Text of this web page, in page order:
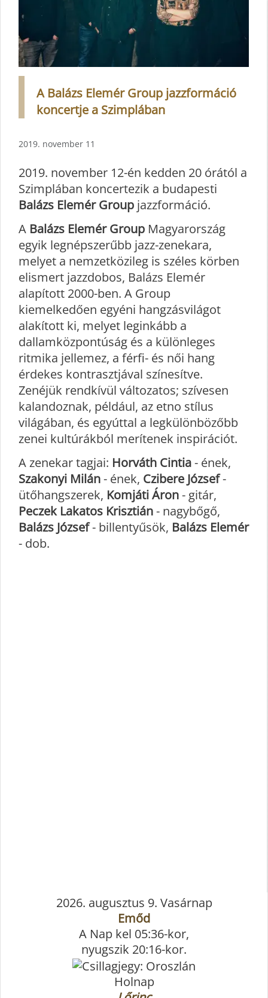
A Balázs Elemér Group jazzformáció
koncertje a Szimplában
2019. november 11
2019. november 12-én kedden 20 órától a
Szimplában koncertezik a budapesti
Balázs Elemér Group jazzformáció.
A Balázs Elemér Group Magyarország
egyik legnépszerűbb jazz-zenekara,
melyet a nemzetközileg is széles körben
elismert jazzdobos, Balázs Elemér
alapított 2000-ben. A Group
kiemelkedően egyéni hangzásvilágot
alakított ki, melyet leginkább a
dallamközpontúság és a különleges
ritmika jellemez, a férfi- és női hang
érdekes kontrasztjával színesítve.
Zenéjük rendkívül változatos; szívesen
kalandoznak, például, az etno stílus
világában, és egyúttal a legkülönbözőbb
zenei kultúrákból merítenek inspirációt.
A zenekar tagjai: Horváth Cintia- ének,
Szakonyi Milán- ének, Czibere József-
ütőhangszerek, Komjáti Áron- gitár,
Peczek Lakatos Krisztián- nagybőgő,
Balázs József- billentyűsök, Balázs Elemér
- dob.
2026. augusztus 9. Vasárnap
Emőd
A Nap kel 05:36-kor,
nyugszik 20:16-kor.
Holnap